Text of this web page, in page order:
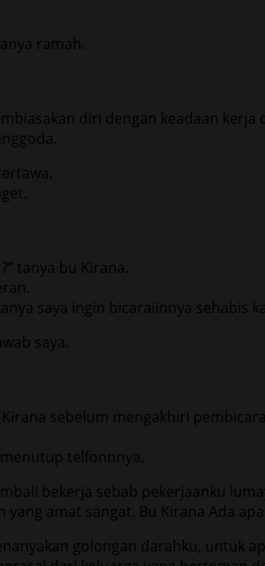
ramah.
diri dengan keadaan kerja
tanya bu Kirana.
saya ingin bicaraiinnya sehabis
saya.
sebelum mengakhiri
telfonnnya.
bekerja sebab pekerjaanku
amat sangat. Bu Kirana Ada
golongan darahku, untuk